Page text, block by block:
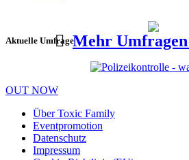
Aktuelle UmfrageMehr
OUT NOW
Über Toxic Family
Eventpromotion
Datenschutz
Impressum